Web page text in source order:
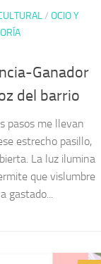
/ OCIO Y
Ganador
del barrio
pasos me llevan
estrecho pasillo,
La luz ilumina
que vislumbre
gastado...